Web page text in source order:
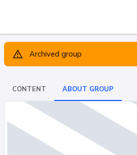
Archived group
CONTENT ABOUT GROUP